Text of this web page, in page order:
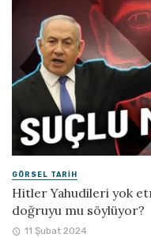
GÖRSEL TARIH
Hitler Yahudileri yok
doğruyu mu söylüyor?
11 Şubat 2024